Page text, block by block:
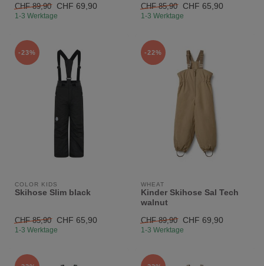
CHF 89,90 CHF 69,90
1-3 Werktage
CHF 85,90 CHF 65,90
1-3 Werktage
-23%
COLOR KIDS
Skihose Slim black
CHF 85,90 CHF 65,90
1-3 Werktage
-22%
WHEAT
Kinder Skihose Sal Tech
walnut
CHF 89,90 CHF 69,90
1-3 Werktage